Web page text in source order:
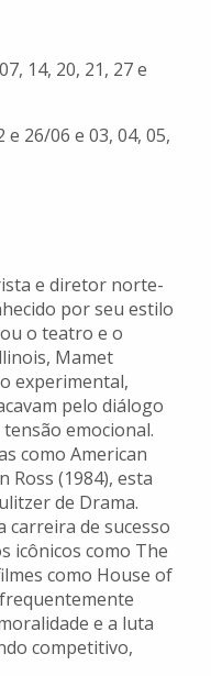
14, 20, 21, 27 e
e 26/06 e 03, 04, 05,
e diretor norte-
por seu estilo
o teatro e o
Mamet
experimental,
pelo diálogo
emocional.
como American
Ross (1984), esta
de Drama.
carreira de sucesso
icônicos como The
como House of
e a luta
competitivo,